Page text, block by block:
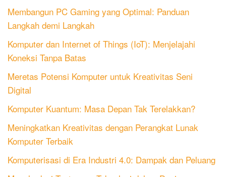
Membangun PC Gaming yang Optimal: Panduan
Langkah demi Langkah
Komputer dan Internet of Things (IoT): Menjelajahi
Koneksi Tanpa Batas
Meretas Potensi Komputer untuk Kreativitas Seni
Digital
Komputer Kuantum: Masa Depan Tak Terelakkan?
Meningkatkan Kreativitas dengan Perangkat Lunak
Komputer Terbaik
Komputerisasi di Era Industri 4.0: Dampak dan Peluang